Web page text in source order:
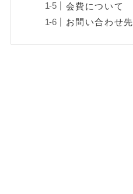
会費について
お問い合わせ先